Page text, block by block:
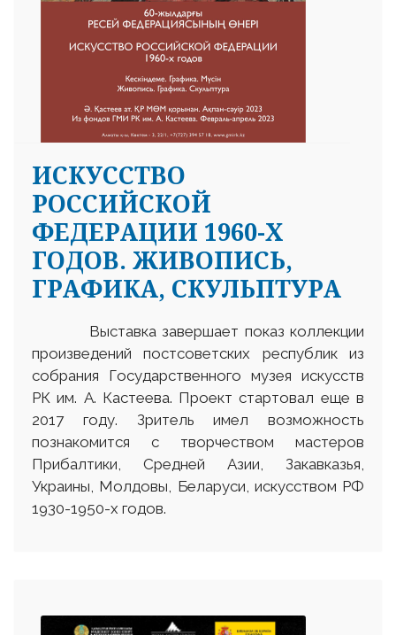
ИСКУССТВО
РОССИЙСКОЙ
ФЕДЕРАЦИИ 1960-Х
ГОДОВ. ЖИВОПИСЬ,
ГРАФИКА, СКУЛЬПТУРА
Выставка завершает показ коллекции
произведений постсоветских республик из
собрания Государственного музея искусств
РК им. А. Кастеева. Проект стартовал еще в
2017 году. Зритель имел возможность
познакомится с творчеством мастеров
Прибалтики, Средней Азии, Закавказья,
Украины, Молдовы, Беларуси, искусством РФ
1930-1950-х годов.